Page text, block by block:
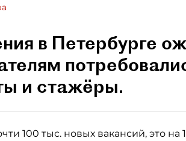
в Петербурге
и стажёры.
100 тыс. новых вакансий, это на